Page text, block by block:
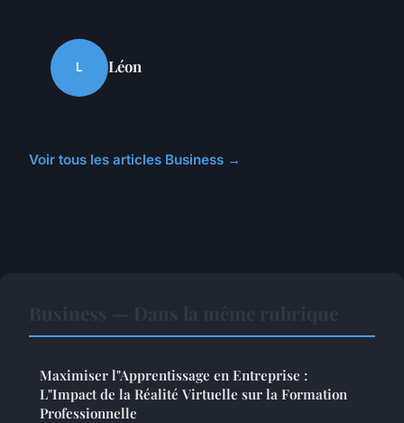
L Léon
Voir tous les articles Business →
Maximiser l"Apprentissage en Entreprise :
L"Impact de la Réalité Virtuelle sur la Formation
Professionnelle